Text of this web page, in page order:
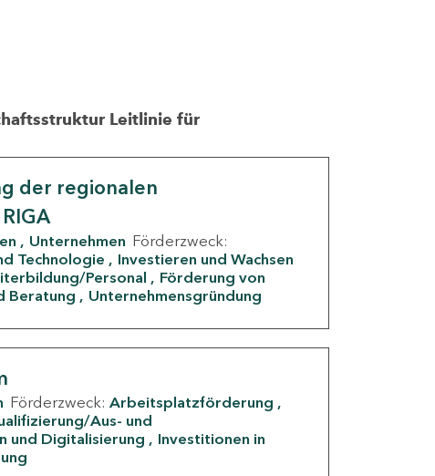
Leitlinie für
der regionalen
Unternehmen Förderzweck:
Technologie
Investieren und Wachsen
Personal
Förderung von
Beratung Unternehmensgründung
Förderzweck: Arbeitsplatzförderung
Aus- und
und Digitalisierung
Investitionen in